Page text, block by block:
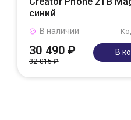
синий
В наличии
30 490 ₽
32 015 ₽
В